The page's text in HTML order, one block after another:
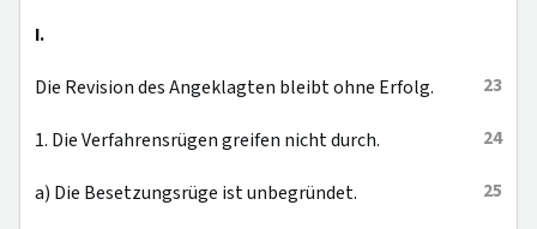
I.
23
Die Revision des Angeklagten bleibt ohne Erfolg.
24
1. Die Verfahrensrügen greifen nicht durch.
25
a) Die Besetzungsrüge ist unbegründet.